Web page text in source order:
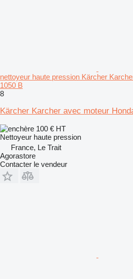
nettoyeur haute pression Kärcher
1050 B
8
Kärcher Karcher avec moteur
100 € HT
Nettoyeur haute pression
France, Le Trait
Agorastore
Contacter le vendeur